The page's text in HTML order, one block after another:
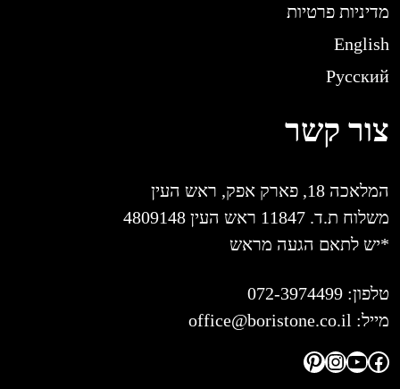
מדיניות פרטיות
English
Русский
צור קשר
המלאכה 18, פארק אפק, ראש העין
משלוח ת.ד. 11847 ראש העין 4809148
*יש לתאם הגעה מראש
טלפון: 072-3974499
מייל: office@boristone.co.il
Facebook
YouTube
Instagram
Pinterest